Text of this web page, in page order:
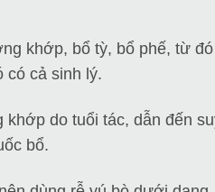
khớp, bổ tỳ, bổ phế, từ đó
có cả sinh lý.
do tuổi tác, dẫn đến
bổ.